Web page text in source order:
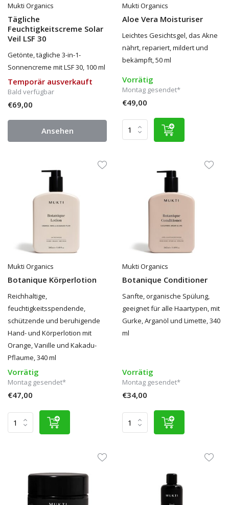
Mukti Organics
Tägliche
Feuchtigkeitscreme Solar
Veil LSF 30
Getönte, tägliche 3-in-1-
Sonnencreme mit LSF 30, 100 ml
Temporär ausverkauft
Bald verfügbar
€69,00
Ansehen
Mukti Organics
Aloe Vera Moisturiser
Leichtes Gesichtsgel, das Akne
nährt, repariert, mildert und
bekämpft, 50 ml
Vorrätig
Montag gesendet*
€49,00
Mukti Organics
Botanique Körperlotion
Reichhaltige,
feuchtigkeitsspendende,
schützende und beruhigende
Hand- und Körperlotion mit
Orange, Vanille und Kakadu-
Pflaume, 340 ml
Vorrätig
Montag gesendet*
€47,00
Mukti Organics
Botanique Conditioner
Sanfte, organische Spülung,
geeignet für alle Haartypen, mit
Gurke, Arganöl und Limette, 340
ml
Vorrätig
Montag gesendet*
€34,00